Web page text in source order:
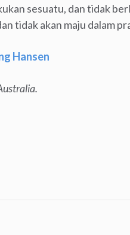
sesuatu, dan tidak
tidak akan maju dalam
Hansen